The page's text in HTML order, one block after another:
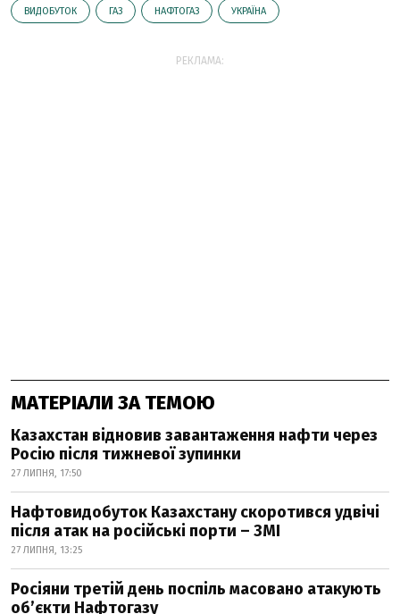
ВИДОБУТОК ГАЗ НАФТОГАЗ УКРАЇНА
РЕКЛАМА:
МАТЕРІАЛИ ЗА ТЕМОЮ
Казахстан відновив завантаження нафти через
Росію після тижневої зупинки
27 ЛИПНЯ, 17:50
Нафтовидобуток Казахстану скоротився удвічі
після атак на російські порти – ЗМІ
27 ЛИПНЯ, 13:25
Росіяни третій день поспіль масовано атакують
об’єкти Нафтогазу